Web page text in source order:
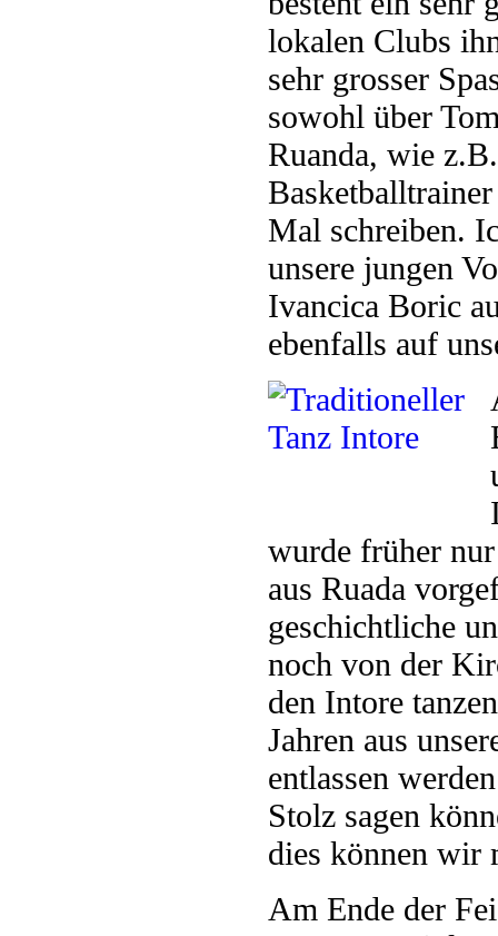
lokalen Clubs
sehr grosser
sowohl über
Ruanda, wie
Mal schreiben.
unsere jungen
Ivancica Boric
ebenfalls auf
wurde früher
aus Ruada
geschichtliche
noch von der
den Intore
Jahren aus
entlassen
Stolz sagen
dies können wir
Am Ende der